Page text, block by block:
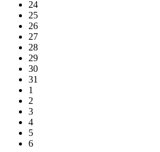
24
25
26
27
28
29
30
31
1
2
3
4
5
6